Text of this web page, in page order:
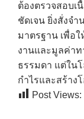
ต้องตรวจสอบเ
ชัดเจน ยิ่งสั่งจ
มาตรฐาน เพื่อ
งานและมูลค่าท
ธรรมดา แต่ใน
กำไรและสร้าง
Post Views: